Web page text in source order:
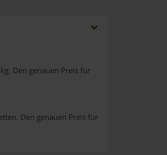
Den genauen Preis für
Den genauen Preis für